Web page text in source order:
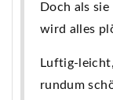
Doch als
wird alles
Luftig-
rundum